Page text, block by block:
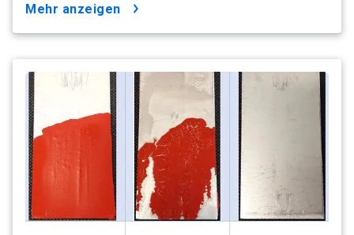
mehr anzeigen